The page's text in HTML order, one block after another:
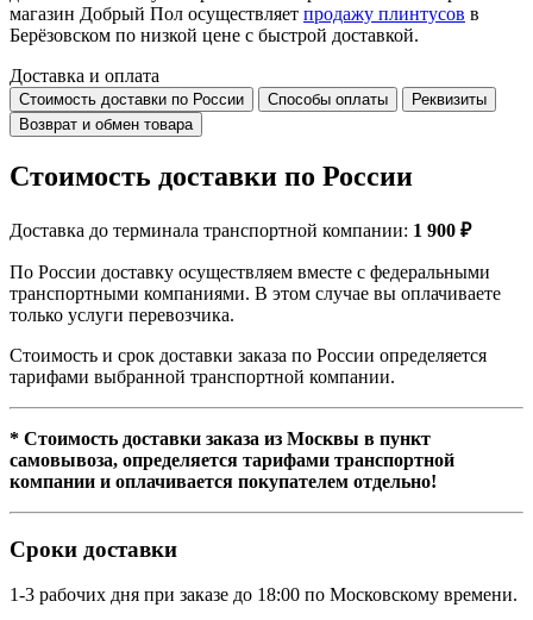
магазин Добрый Пол осуществляет продажу плинтусов в
Берёзовском по низкой цене с быстрой доставкой.
Доставка и оплата
Стоимость доставки по России Способы оплаты
Реквизиты
Возврат и обмен товара
Стоимость доставки по России
Доставка до терминала транспортной компании: 1 900 ₽
По России доставку осуществляем вместе с федеральными
транспортными компаниями. В этом случае вы оплачиваете
только услуги перевозчика.
Стоимость и срок доставки заказа по России определяется
тарифами выбранной транспортной компании.
* Стоимость доставки заказа из Москвы в пункт
самовывоза, определяется тарифами транспортной
компании и оплачивается покупателем отдельно!
Сроки доставки
1-3 рабочих дня при заказе до 18:00 по Московскому времени.